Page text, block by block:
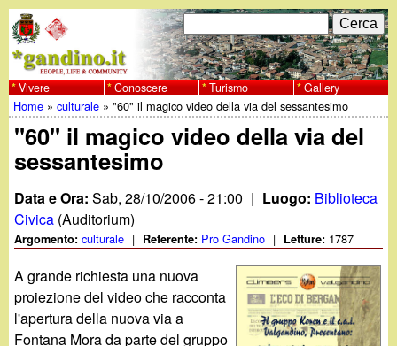
al
contenuto
principale
w
w
w
.
g
a
F
o
r
m
r
i
c
C
e
r
c
a
Vivere Conoscere Turismo Gallery
Tu
sei
qui
Home »culturale »"60" il magico video della via del sessantesimo
"60" il magico video della via del
sessantesimo
Data e Ora:Sab, 28/10/2006 - 21:00 | Luogo: Biblioteca
Civica (Auditorium)
Argomento:culturale | Referente: Pro Gandino | Letture: 1787
A grande richiesta una nuova
proiezione del video che racconta
l'apertura della nuova via a
Fontana Mora da parte del gruppo